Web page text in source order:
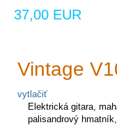
37,00 EUR
Vintage
vytlačiť
Elektrická gitara,
palisandrový